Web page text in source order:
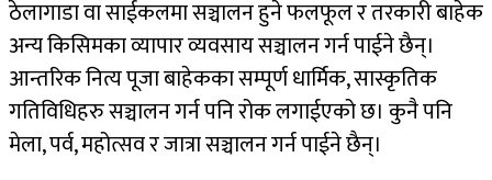
ठेलागाडा वा साईकलमा सञ्चालन हुने फलफूल र तरकारी बाहेक
अन्य किसिमका व्यापार व्यवसाय सञ्चालन गर्न पाईने छैन्।
आन्तरिक नित्य पूजा बाहेकका सम्पूर्ण धार्मिक, सास्कृतिक
गतिविधिहरु सञ्चालन गर्न पनि रोक लगाईएको छ। कुनै पनि
मेला, पर्व, महोत्सव र जात्रा सञ्चालन गर्न पाईने छैन्।